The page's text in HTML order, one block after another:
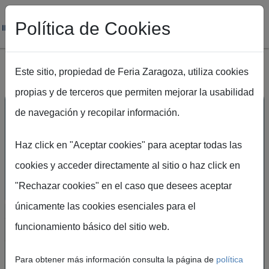
Pasar al contenido principal
UN ESPACIO DE
ENCUENTRO PARA LA
Política de Cookies
Este sitio, propiedad de Feria Zaragoza, utiliza cookies
propias y de terceros que permiten mejorar la usabilidad
de navegación y recopilar información.
Haz click en "Aceptar cookies" para aceptar todas las
cookies y acceder directamente al sitio o haz click en
"Rechazar cookies" en el caso que desees aceptar
únicamente las cookies esenciales para el
funcionamiento básico del sitio web.
Para obtener más información consulta la página de política